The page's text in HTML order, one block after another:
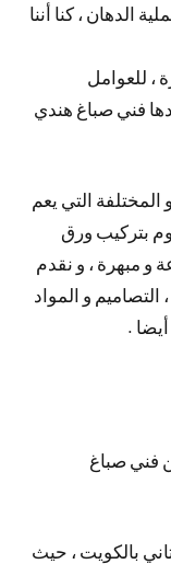
الدهان ، كنا أننا
، للعوامل
فني صباغ هندي
المختلفة التي يعم
بتركيب ورق
و مبهرة ، و نقدم
التصاميم و المواد
.
فني صباغ
بالكويت ، حيث